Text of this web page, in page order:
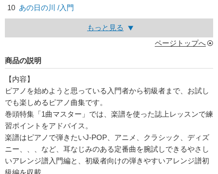
10 あの日の川 /入門
もっと見る
ページトップへ
商品の説明
【内容】
ピアノを始めようと思っている入門者から初級者まで、お試し
でも楽しめるピアノ曲集です。
巻頭特集「1曲マスター」では、楽譜を使った誌上レッスンで練
習ポイントをアドバイス。
楽譜はピアノで弾きたいJ-POP、アニメ、クラシック、ディズ
ニー、、、など、耳なじみのある定番曲を腕試しできるやさし
いアレンジ譜入門編と、初級者向けの弾きやすいアレンジ譜初
級編を収載。